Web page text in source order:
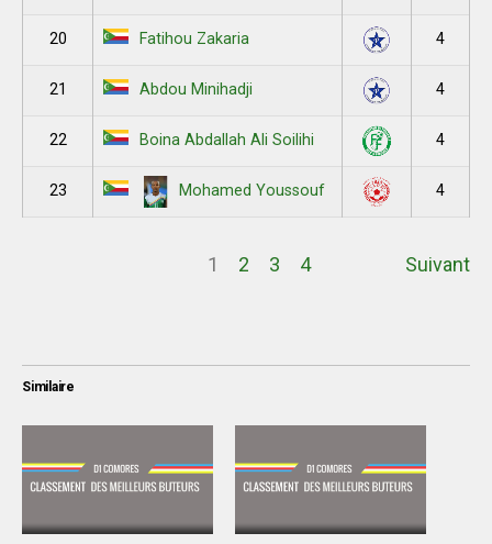
20 Fatihou Zakaria 4
21 Abdou Minihadji 4
22 Boina Abdallah Ali Soilihi 4
23 Mohamed Youssouf 4
1 2 3 4 Suivant
Similaire